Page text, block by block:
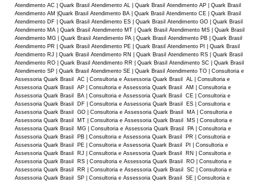
Atendimento AC | Quark Brasil Atendimento AL | Quark Brasil Atendimento AP | Quark Brasil
Atendimento AM |Quark Brasil Atendimento BA | Quark Brasil Atendimento CE | Quark Brasil
Atendimento DF | Quark Brasil Atendimento ES | Quark Brasil Atendimento GO | Quark Brasil
Atendimento MA | Quark Brasil Atendimento MT | Quark Brasil Atendimento MS | Quark Brasil
Atendimento MG | Quark Brasil Atendimento PA | Quark Brasil Atendimento PB | Quark Brasil
Atendimento PR | Quark Brasil Atendimento PE | Quark Brasil Atendimento PI | Quark Brasil
Atendimento RJ | Quark Brasil Atendimento RN | Quark Brasil Atendimento RS | Quark Brasil
Atendimento RO | Quark Brasil Atendimento RR | Quark Brasil Atendimento SC | Quark Brasil
Atendimento SP | Quark Brasil Atendimento SE | Quark Brasil Atendimento TO | Consultoria e
Assessoria Quark Brasil AC | Consultoria e Assessoria Quark Brasil AL | Consultoria e
Assessoria Quark Brasil AP | Consultoria e Assessoria Quark Brasil AM | Consultoria e
Assessoria Quark Brasil BA | Consultoria e Assessoria Quark Brasil CE | Consultoria e
Assessoria Quark Brasil DF | Consultoria e Assessoria Quark Brasil ES | Consultoria e
Assessoria Quark Brasil GO | Consultoria e Assessoria Quark Brasil MA | Consultoria e
Assessoria Quark Brasil MT | Consultoria e Assessoria Quark Brasil MS | Consultoria e
Assessoria Quark Brasil MG | Consultoria e Assessoria Quark Brasil PA | Consultoria e
Assessoria Quark Brasil PB | Consultoria e Assessoria Quark Brasil PR | Consultoria e
Assessoria Quark Brasil PE | Consultoria e Assessoria Quark Brasil PI | Consultoria e
Assessoria Quark Brasil RJ | Consultoria e Assessoria Quark Brasil RN | Consultoria e
Assessoria Quark Brasil RS | Consultoria e Assessoria Quark Brasil RO | Consultoria e
Assessoria Quark Brasil RR | Consultoria e Assessoria Quark Brasil SC | Consultoria e
Assessoria Quark Brasil SP | Consultoria e Assessoria Quark Brasil SE | Consultoria e